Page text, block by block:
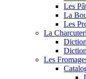
Les
La
Les
La
Les